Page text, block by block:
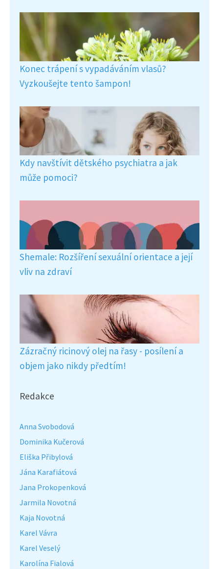
Konec trápení s vypadáváním vlasů?
Vyzkoušejte tento šampon!
Kdy navštívit dětského psychiatra a jak
může pomoci?
Shemale: Rozšíření sexuální orientace a její
vliv na zdraví
Zázračný ricinový olej na řasy - posílení a
objem jako nikdy předtím!
Redakce
Anna Svobodová
Dominika Kučerová
Eliška Přibylová
Jána Karafiátová
Jana Prokopenková
Jarmila Novotná
Kaja Novotná
Karel Vávra
Karel Veselý
Karolína Fialová